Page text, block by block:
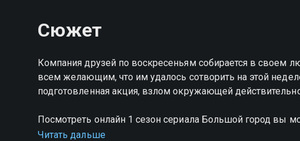
Сюжет
Компания друзей по воскресеньям собирается в своем
всем желающим, что им удалось сотворить на этой
подготовленная акция, взлом окружающей
Посмотреть онлайн 1 сезон сериала Большой город вы
качестве на Смотрёшке
Читать дальше